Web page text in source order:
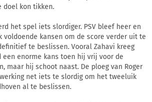
doel kon tikken.
het spel iets slordiger. PSV bleef heer en
voldoende kansen om de score verder uit te
te beslissen. Vooral Zahavi kreeg
enorme kans toen hij vrij voor de
maar hij schoot naast. De ploeg van Roger
net iets te slordig om het tweeluik
al te beslissen.